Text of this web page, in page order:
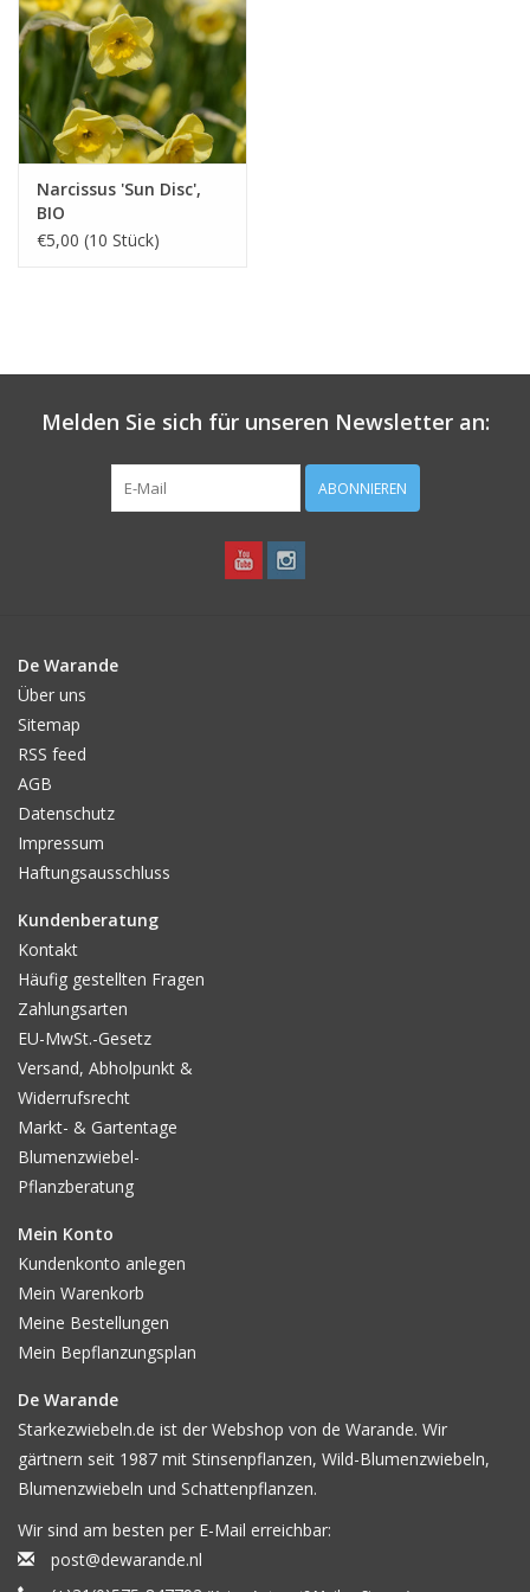
Narcissus 'Sun Disc',
BIO
€5,00 (10 Stück)
Melden Sie sich für unseren Newsletter an:
ABONNIEREN
De Warande
Über uns
Sitemap
RSS feed
AGB
Datenschutz
Impressum
Haftungsausschluss
Kundenberatung
Kontakt
Häufig gestellten Fragen
Zahlungsarten
EU-MwSt.-Gesetz
Versand, Abholpunkt &
Widerrufsrecht
Markt- & Gartentage
Blumenzwiebel-
Pflanzberatung
Mein Konto
Kundenkonto anlegen
Mein Warenkorb
Meine Bestellungen
Mein Bepflanzungsplan
De Warande
Starkezwiebeln.de ist der Webshop von de Warande. Wir
gärtnern seit 1987 mit Stinsenpflanzen, Wild-Blumenzwiebeln,
Blumenzwiebeln und Schattenpflanzen.
Wir sind am besten per E-Mail erreichbar:
post@dewarande.nl